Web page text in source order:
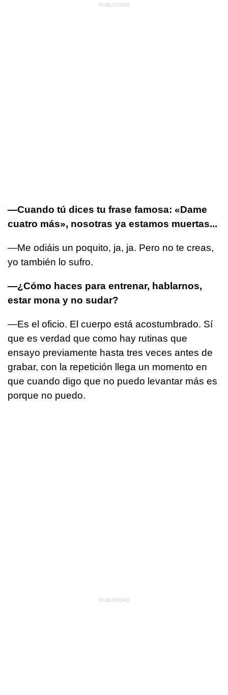
—Cuando tú dices tu frase famosa: «Dame
cuatro más», nosotras ya estamos muertas...
—Me odiáis un poquito, ja, ja. Pero no te creas,
yo también lo sufro.
—¿Cómo haces para entrenar, hablarnos,
estar mona y no sudar?
—Es el oficio. El cuerpo está acostumbrado. Sí
que es verdad que como hay rutinas que
ensayo previamente hasta tres veces antes de
grabar, con la repetición llega un momento en
que cuando digo que no puedo levantar más es
porque no puedo.